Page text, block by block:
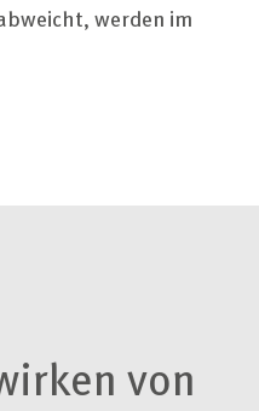
werden im
von